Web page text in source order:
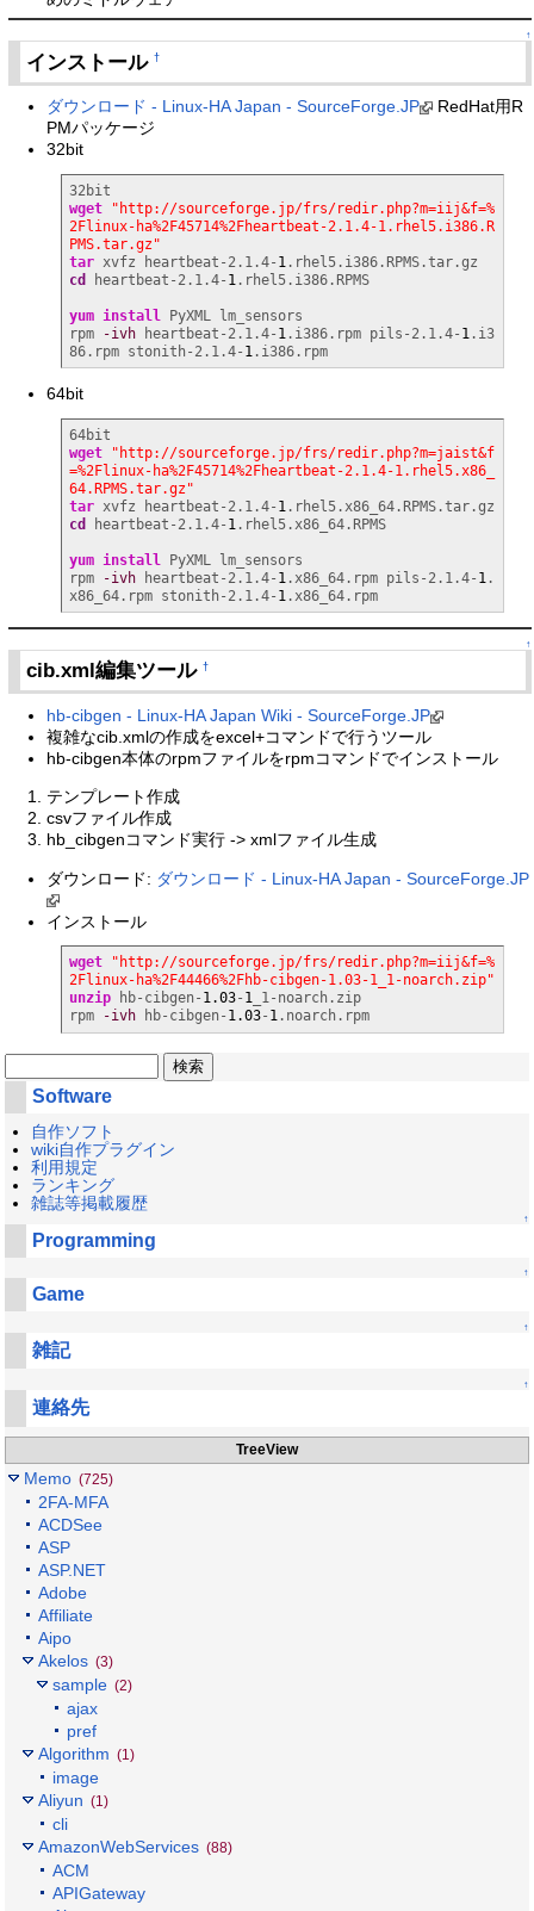
↑
インストール†
ダウンロード - Linux-HA Japan - SourceForge.JP
RedHat用R
PMパッケージ
32bit
wget
"http://sourceforge.jp/frs/redir.php?m=iij&f=%
2Flinux-ha%2F45714%2Fheartbeat-2.1.4-1.rhel5.i386.R
PMS.tar.gz"
tar xvfz heartbeat-2.1.4- 1
cd
heartbeat-2.1.4- 1 .rhel5.i386.RPMS
yum install
PyXML lm_sensors
rpm
-ivh heartbeat-2.1.4- 1 .i386.rpm pils-2.1.4- 1 .i3
86.rpm stonith-2.1.4- 1 .i386.rpm
64bit
wget
"http://sourceforge.jp/frs/redir.php?m=jaist&f
=%2Flinux-ha%2F45714%2Fheartbeat-2.1.4-1.rhel5.x86_
64.RPMS.tar.gz"
tar xvfz heartbeat-2.1.4- 1
cd
heartbeat-2.1.4- 1 .rhel5.x86_64.RPMS
yum install
PyXML lm_sensors
rpm
-ivh heartbeat-2.1.4- 1 .x86_64.rpm pils-2.1.4- 1 .
x86_64.rpm stonith-2.1.4- 1 .x86_64.rpm
↑
cib.xml編集ツール†
hb-cibgen - Linux-HA Japan Wiki - SourceForge.JP
複雑なcib.xmlの作成をexcel+コマンドで行うツール
hb-cibgen本体のrpmファイルをrpmコマンドでインストール
テンプレート作成
csvファイル作成
hb_cibgenコマンド実行 -> xmlファイル生成
ダウンロード: ダウンロード - Linux-HA Japan - SourceForge.JP
インストール
wget
"http://sourceforge.jp/frs/redir.php?m=iij&f=%
2Flinux-ha%2F44466%2Fhb-cibgen-1.03-1_1-noarch.zip"
unzip hb-cibgen- 1.03- 1_1-noarch.zip
rpm
-ivh hb-cibgen- 1.03- 1.noarch.rpm
Software
自作ソフト
wiki自作プラグイン
利用規定
ランキング
雑誌等掲載履歴
↑
Programming
↑
Game
↑
雑記
↑
連絡先
TreeView
Memo (725)
2FA-MFA
ACDSee
ASP
ASP.NET
Adobe
Affiliate
Aipo
Akelos (3)
sample (2)
ajax
pref
Algorithm (1)
image
Aliyun (1)
cli
AmazonWebServices (88)
ACM
APIGateway